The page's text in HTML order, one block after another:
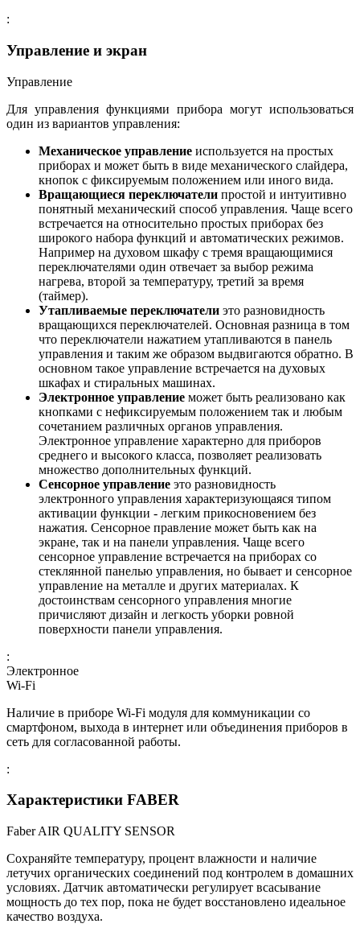
:
Управление и экран
Управление
Для управления функциями прибора могут использоваться
один из вариантов управления:
Механическое управление используется на простых
приборах и может быть в виде механического слайдера,
кнопок с фиксируемым положением или иного вида.
Вращающиеся переключатели простой и интуитивно
понятный механический способ управления. Чаще всего
встречается на относительно простых приборах без
широкого набора функций и автоматических режимов.
Например на духовом шкафу с тремя вращающимися
переключателями один отвечает за выбор режима
нагрева, второй за температуру, третий за время
(таймер).
Утапливаемые переключатели это разновидность
вращающихся переключателей. Основная разница в том
что переключатели нажатием утапливаются в панель
управления и таким же образом выдвигаются обратно. В
основном такое управление встречается на духовых
шкафах и стиральных машинах.
Электронное управление может быть реализовано как
кнопками с нефиксируемым положением так и любым
сочетанием различных органов управления.
Электронное управление характерно для приборов
среднего и высокого класса, позволяет реализовать
множество дополнительных функций.
Сенсорное управление это разновидность
электронного управления характеризующаяся типом
активации функции - легким прикосновением без
нажатия. Сенсорное правление может быть как на
экране, так и на панели управления. Чаще всего
сенсорное управление встречается на приборах со
стеклянной панелью управления, но бывает и сенсорное
управление на металле и других материалах. К
достоинствам сенсорного управления многие
причисляют дизайн и легкость уборки ровной
поверхности панели управления.
:
Электронное
Wi-Fi
Наличие в приборе Wi-Fi модуля для коммуникации со
смартфоном, выхода в интернет или объединения приборов в
сеть для согласованной работы.
:
Характеристики FABER
Faber AIR QUALITY SENSOR
Сохраняйте температуру, процент влажности и наличие
летучих органических соединений под контролем в домашних
условиях. Датчик автоматически регулирует всасывание
мощность до тех пор, пока не будет восстановлено идеальное
качество воздуха.